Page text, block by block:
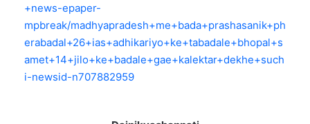
+news-epaper-
mpbreak/madhyapradesh+me+bada+prashasanik+ph
erabadal+26+ias+adhikariyo+ke+tabadale+bhopal+s
amet+14+jilo+ke+badale+gae+kalektar+dekhe+such
i-newsid-n707882959